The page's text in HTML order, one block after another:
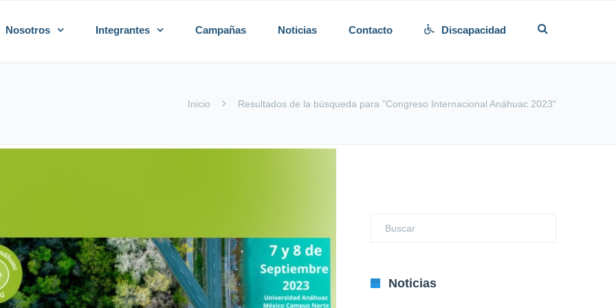
Nosotros Integrantes Campañas Noticias Contacto Discapacidad
Inicio Resultados de la búsqueda para "Congreso Internacional Anáhuac 2023"
Noticias